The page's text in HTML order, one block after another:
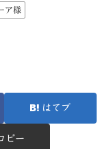
ア様
はてブ
ピー